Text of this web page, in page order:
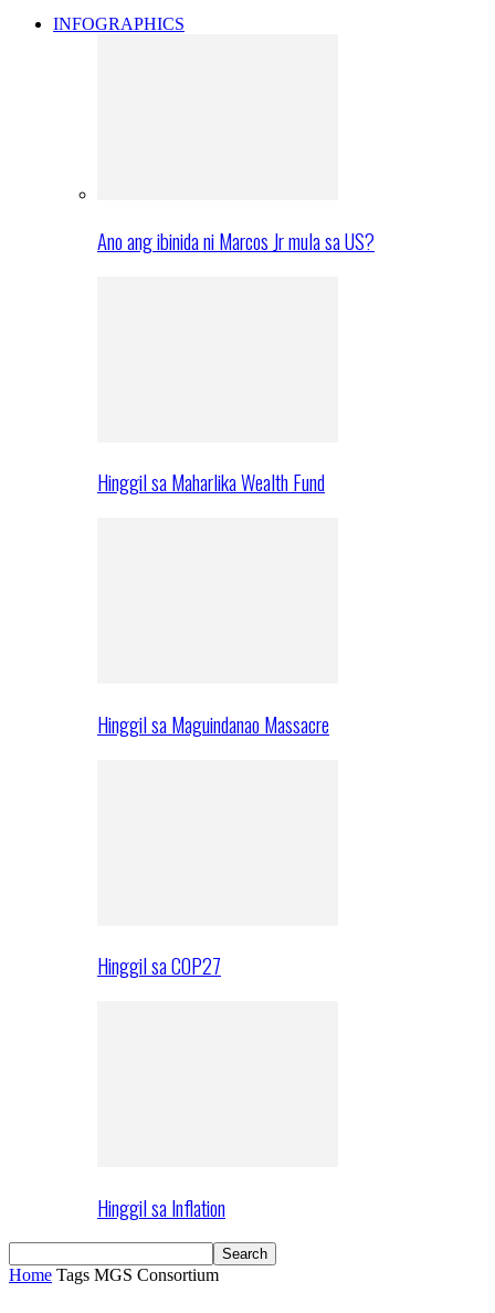
INFOGRAPHICS
Ano ang ibinida ni Marcos Jr mula sa US?
Hinggil sa Maharlika Wealth Fund
Hinggil sa Maguindanao Massacre
Hinggil sa COP27
Hinggil sa Inflation
Home Tags MGS Consortium